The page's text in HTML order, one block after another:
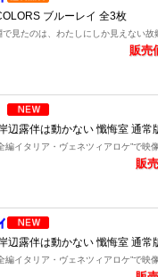
ブルーレイ 全3枚
見たのは、わたしにしか見えない故
販売
辺露伴は動かない 懺悔室 通常
編イタリア・ヴェネツィアロケ”で映像
販
辺露伴は動かない 懺悔室 通常
編イタリア・ヴェネツィアロケ”で映像